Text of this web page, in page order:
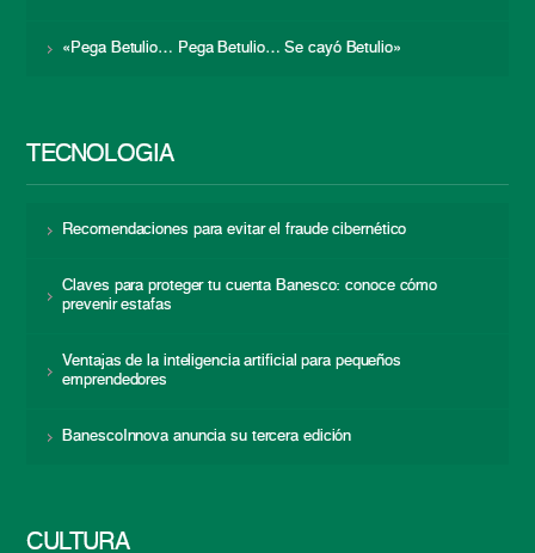
«Pega Betulio… Pega Betulio… Se cayó Betulio»
TECNOLOGÍA
Recomendaciones para evitar el fraude cibernético
Claves para proteger tu cuenta Banesco: conoce cómo
prevenir estafas
Ventajas de la inteligencia artificial para pequeños
emprendedores
BanescoInnova anuncia su tercera edición
CULTURA